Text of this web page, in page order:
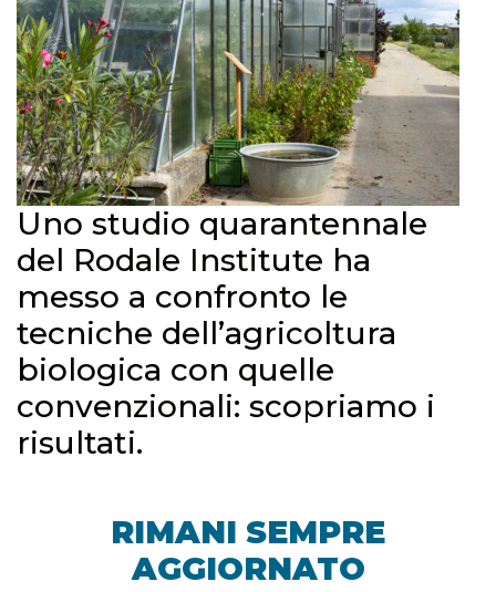
Uno studio quarantennale
del Rodale Institute ha
messo a confronto le
tecniche dell’agricoltura
biologica con quelle
convenzionali: scopriamo i
risultati.
RIMANI SEMPRE
AGGIORNATO